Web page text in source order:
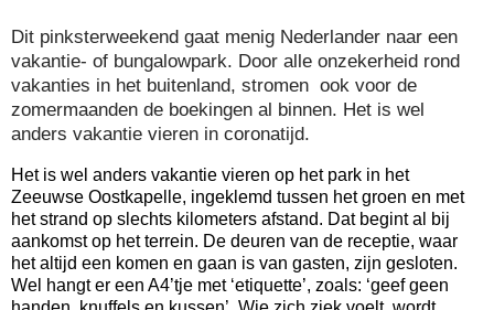
Dit pinksterweekend gaat menig Nederlander naar een
vakantie- of bungalowpark. Door alle onzekerheid rond
vakanties in het buitenland, stromen ook voor de
zomermaanden de boekingen al binnen. Het is wel
anders vakantie vieren in coronatijd.
Het is wel anders vakantie vieren op het park in het
Zeeuwse Oostkapelle, ingeklemd tussen het groen en met
het strand op slechts kilometers afstand. Dat begint al bij
aankomst op het terrein. De deuren van de receptie, waar
het altijd een komen en gaan is van gasten, zijn gesloten.
Wel hangt er een A4’tje met ‘etiquette’, zoals: ‘geef geen